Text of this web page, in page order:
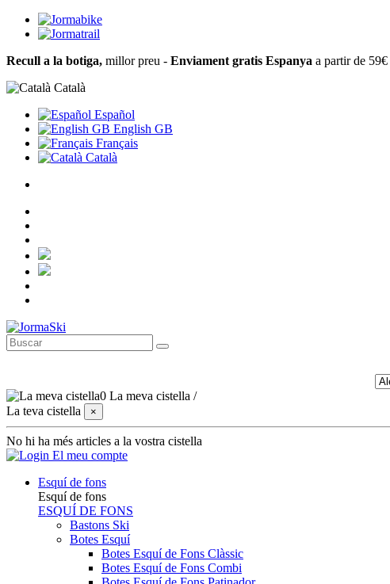
Recull a la botiga, millor preu - Enviament gratis Espanya a partir de 59€
Català
Español
English GB
Français
Català
0 La meva cistella /
La teva cistella
×
No hi ha més articles a la vostra cistella
El meu compte
Esquí de fons
Esquí de fons
ESQUÍ DE FONS
Bastons Ski
Botes Esquí
Botes Esquí de Fons Clàssic
Botes Esquí de Fons Combi